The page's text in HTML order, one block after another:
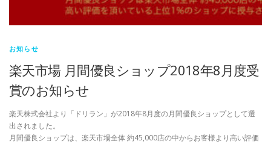
お知らせ
楽天市場 月間優良ショップ2018年8月度受
賞のお知らせ
楽天株式会社より「ドリラン」が2018年8月度の月間優良ショップとして選
出されました。
月間優良ショップは、楽天市場全体 約45,000店の中からお客様より高い評価